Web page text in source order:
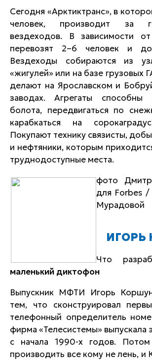
Сегодня «Арктиктранс», в
человек, производит за
вездеходов. В зависимости
перевозят 2–6 человек и
Вездеходы собираются из
«жигулей» или на базе грузовых
делают на Ярославском и
заводах. Агрегаты способны
болота, передвигаться по
карабкаться на
Покупают технику связисты,
и нефтяники, которым
труднодоступные места.
фото
для Forbes /
Мурадовой
ИГОРЬ
Что
маленький диктофон
Выпускник МФТИ Игорь Коршун
тем, что сконструировал
телефонный определитель
фирма «Телесистемы» выпускала
с начала 1990-х годов.
производить все кому не лень,